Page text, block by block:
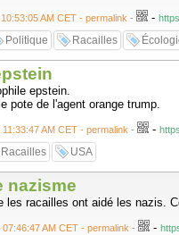
AM CET - permalink - -
Politique Racailles
epstein.
pote de l'agent orange trump.
AM CET - permalink - -
Racailles USA
nazisme
les racailles ont aidé les nazis.
AM CET - permalink - -